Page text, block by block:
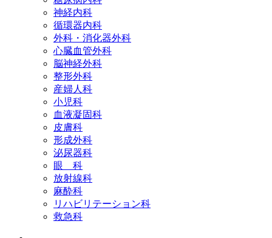
神経内科
循環器内科
外科・消化器外科
心臓血管外科
脳神経外科
整形外科
産婦人科
小児科
血液凝固科
皮膚科
形成外科
泌尿器科
眼 科
放射線科
麻酔科
リハビリテーション科
救急科